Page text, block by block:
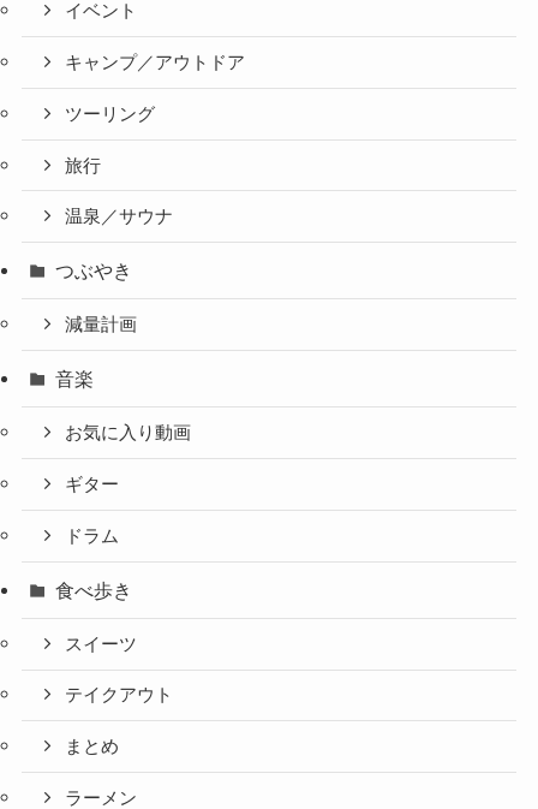
イベント
キャンプ／アウトドア
ツーリング
旅行
温泉／サウナ
つぶやき
減量計画
音楽
お気に入り動画
ギター
ドラム
食べ歩き
スイーツ
テイクアウト
まとめ
ラーメン